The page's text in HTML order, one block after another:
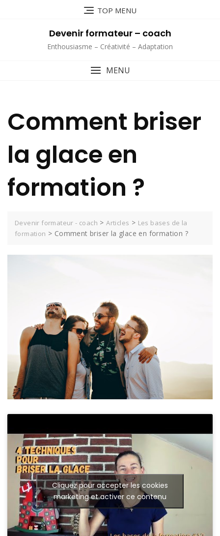
TOP MENU
Devenir formateur – coach
Enthousiasme – Créativité – Adaptation
MENU
Comment briser
la glace en
formation ?
Devenir formateur - coach >Articles > Les bases de la
formation > Comment briser la glace en formation ?
Cliquez pour accepter les cookies
marketing et activer ce contenu